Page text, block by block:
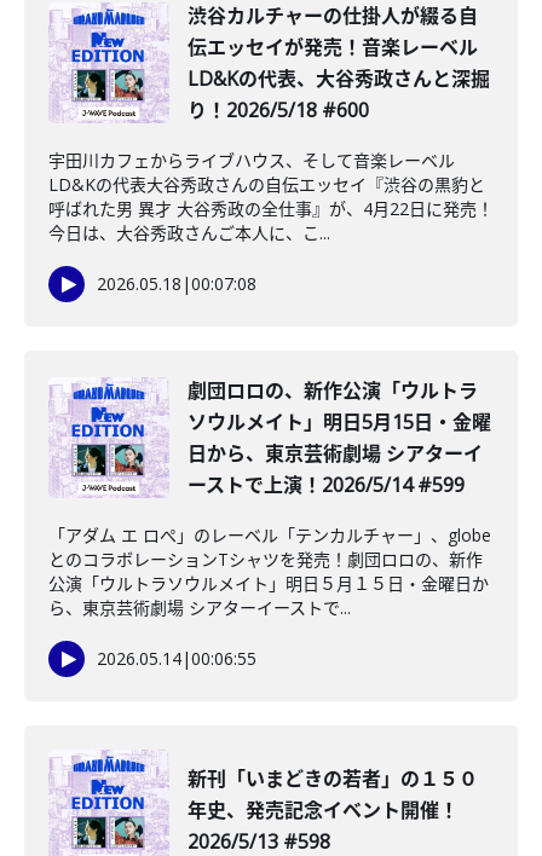
渋谷カルチャーの仕掛人が綴る自
伝エッセイが発売！音楽レーベル
LD&Kの代表、大谷秀政さんと深掘
り！2026/5/18 #600
宇田川カフェからライブハウス、そして音楽レーベル
LD&Kの代表大谷秀政さんの自伝エッセイ『渋谷の黒豹と
呼ばれた男 異才 大谷秀政の全仕事』が、4月22日に発売！
今日は、大谷秀政さんご本人に、こ...
2026.05.18 |00:07:08
劇団ロロの、新作公演「ウルトラ
ソウルメイト」明日5月15日・金曜
日から、東京芸術劇場 シアターイ
ーストで上演！2026/5/14 #599
「アダム エ ロぺ」のレーベル「テンカルチャー」、globe
とのコラボレーションTシャツを発売！劇団ロロの、新作
公演「ウルトラソウルメイト」明日５月１５日・金曜日か
ら、東京芸術劇場 シアターイーストで...
2026.05.14|00:06:55
新刊「いまどきの若者」の１５０
年史、発売記念イベント開催！
2026/5/13 #598